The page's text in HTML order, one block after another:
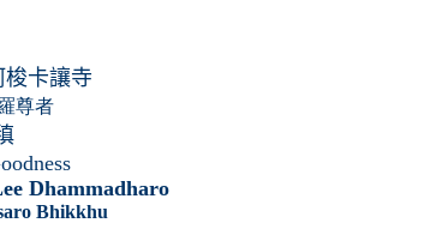
梭卡讓寺
尊者
Dhammadharo
Bhikkhu